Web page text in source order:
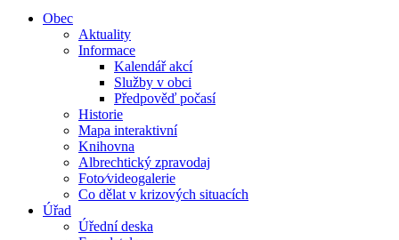
Obec
Aktuality
Informace
Kalendář akcí
Služby v obci
Předpověď počasí
Historie
Mapa interaktivní
Knihovna
Albrechtický zpravodaj
Foto⁄videogalerie
Co dělat v krizových situacích
Úřad
Úřední deska